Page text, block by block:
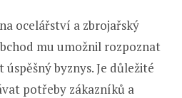
ocelářství a zbrojařský
mu umožnil rozpoznat
byznys. Je důležité
potřeby zákazníků a